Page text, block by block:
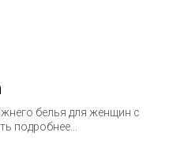
белья для женщин с
подробнее...